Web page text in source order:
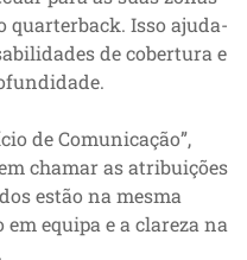
Isso ajuda-
de cobertura e
de Comunicação”,
chamar as atribuições
estão na mesma
equipa e a clareza na